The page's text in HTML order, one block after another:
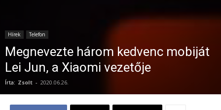
Hírek Telefon
Megnevezte három kedvenc mobiját
Lei Jun, a Xiaomi vezetője
Írta: Zsolt - 2020.06.26.